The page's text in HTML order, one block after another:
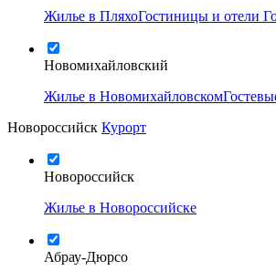
Жилье в ПляхоГостиницы и отели
Новомихайловский
Жилье в Новомихайловском
Новороссийск Курорт
Новороссийск
Жилье в Новороссийске
Абрау-Дюрсо